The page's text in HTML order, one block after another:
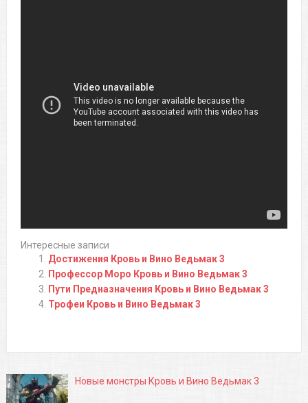
Интересные записи
Достижения Кровь и Вино Ведьмак 3
Профессор Моро Кровь и Вино Ведьмак 3
Пути Предназначения Кровь и Вино Ведьмак 3
Трофеи Кровь и Вино Ведьмак 3
Новые монстры Кровь и Вино Ведьмак 3